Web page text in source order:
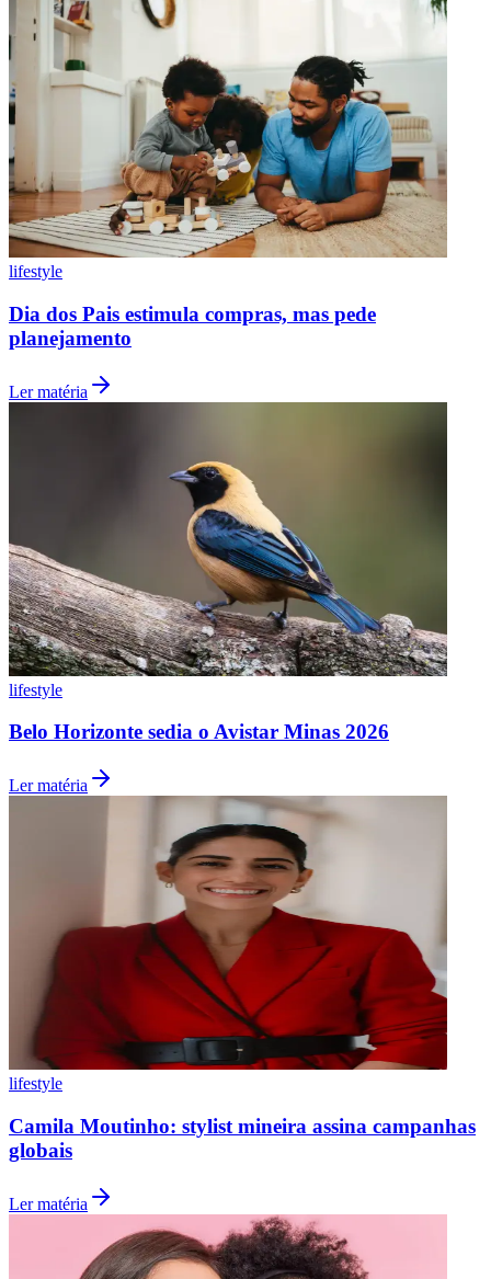
Botafogo
lifestyle
Dia dos Pais estimula compras, mas pede
planejamento
Ler matéria
lifestyle
Belo Horizonte sedia o Avistar Minas 2026
Ler matéria
lifestyle
Camila Moutinho: stylist mineira assina campanhas
globais
Ler matéria